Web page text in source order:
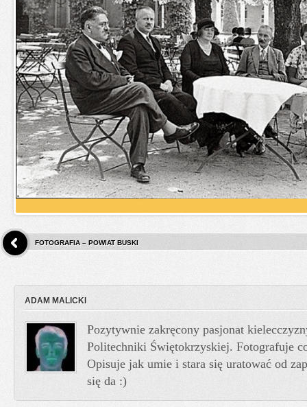
FOTOGRAFIA – POWIAT BUSKI
ADAM MALICKI
Pozytywnie zakręcony pasjonat
Politechniki Świętokrzyskiej. Fotografuje
Opisuje jak umie i stara się uratować od
się da :)